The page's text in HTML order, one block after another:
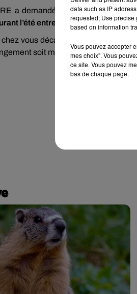
a demandé au fournisseur
l’été entre 11 et 17h.
vous décaler votre programme
soit mis en place, au plus tôt,
data such as IP
requested; Use precise
based on information
Vous pouvez accepter
mes choix". Vous
ce site. Vous pouvez
bas de chaque page.